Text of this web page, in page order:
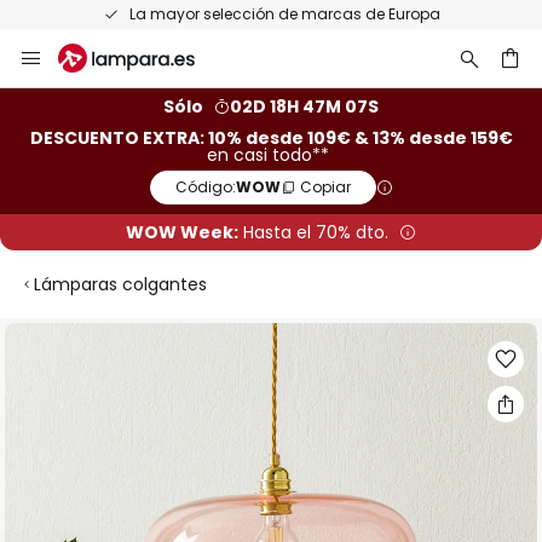
La mayor selección de marcas de Europa
al
Sólo
02D 18H 47M 06S
DESCUENTO EXTRA: 10% desde 109€ & 13% desde 159€
en casi todo**
Código:WOW Copiar
WOW Week: Hasta el 70% dto.
Lámparas colgantes